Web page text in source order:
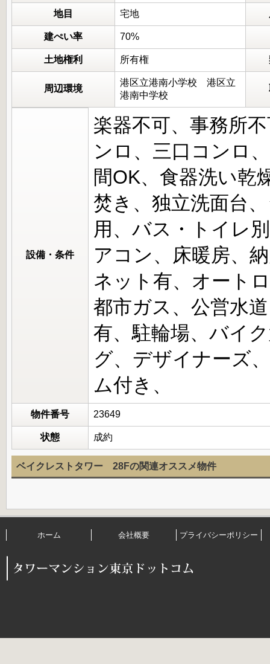
地目 宅地
建ぺい率 70%
土地権利 所有権
周辺環境
港区立港南小学校 港区立
港南中学校
設備・条件
楽器不可、事務所
ンロ、三口コンロ
間OK、食器洗い乾
焚き、独立洗面台
用、バス・トイレ
アコン、床暖房、
ネット有、オート
都市ガス、公営水
有、駐輪場、バイ
グ、デザイナーズ
ム付き、
物件番号 23649
状態 成約
ベイクレストタワー 28Fの関連オススメ物件
ホーム 会社概要 プライバシーポリシー